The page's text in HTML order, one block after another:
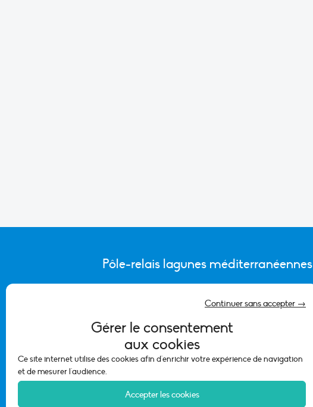
Gérer le consentement
aux cookies
Ce site internet utilise des cookies afin d'enrichir votre expérience de navigation
et de mesurer l'audience.
Accepter les cookies
Continuer sans accepter →
Pôle-relais lagunes méditerranéennes
CONTACTER L’ÉQUIPE DU PÔLE